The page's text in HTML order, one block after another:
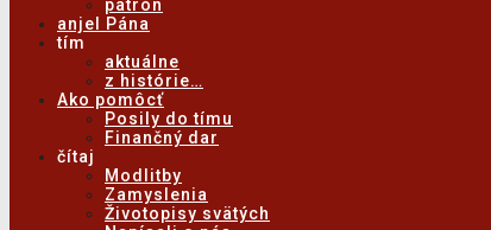
patrón
anjel Pána
tím
aktuálne
z histórie…
Ako pomôcť
Posily do tímu
Finančný dar
čítaj
Modlitby
Zamyslenia
Životopisy svätých